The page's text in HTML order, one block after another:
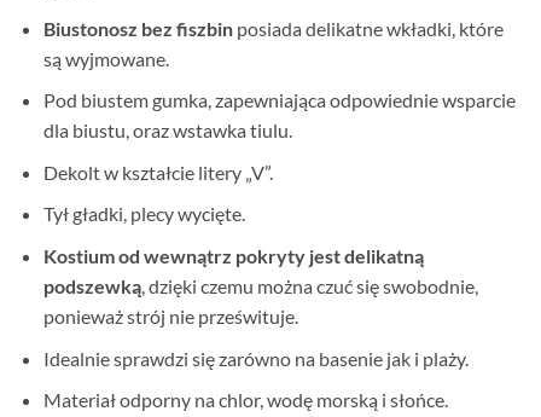
Biustonosz bez fiszbin posiada delikatne wkładki, które
są wyjmowane.
Pod biustem gumka, zapewniająca odpowiednie wsparcie
dla biustu, oraz wstawka tiulu.
Dekolt w kształcie litery „V”.
Tył gładki, plecy wycięte.
Kostium od wewnątrz pokryty jest delikatną
podszewką, dzięki czemu można czuć się swobodnie,
ponieważ strój nie prześwituje.
Idealnie sprawdzi się zarówno na basenie jak i plaży.
Materiał odporny na chlor, wodę morską i słońce.